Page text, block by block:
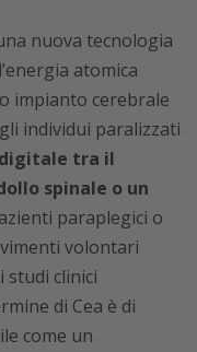
nuova tecnologia
atomica
impianto cerebrale
individui paralizzati
tra il
spinale o un
paraplegici o
volontari
studi clinici
di Cea è di
come un